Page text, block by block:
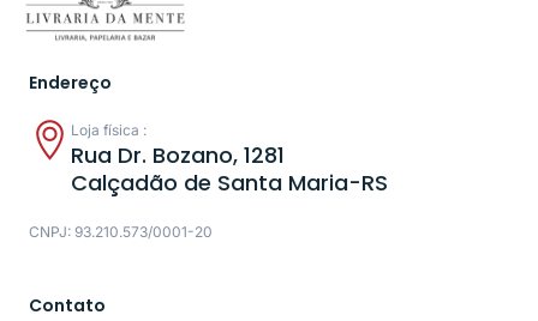
Endereço
Loja física :
Rua Dr. Bozano, 1281
Calçadão de Santa Maria-RS
CNPJ: 93.210.573/0001-20
Contato